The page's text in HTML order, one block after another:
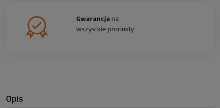
Gwarancjana
wszystkie produkty
Opis